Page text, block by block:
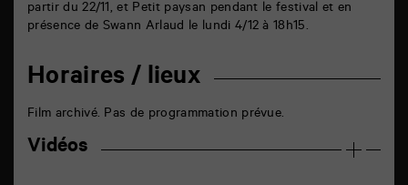
partir du 22/11, et Petit paysan pendant le festival et en
présence de Swann Arlaud le lundi 4/12 à 18h15.
Horaires / lieux
Film archivé. Pas de programmation prévue.
Vidéos